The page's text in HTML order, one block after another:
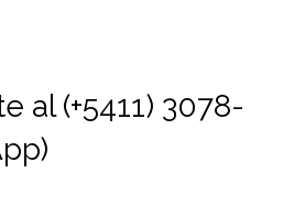
(+5411) 3078-